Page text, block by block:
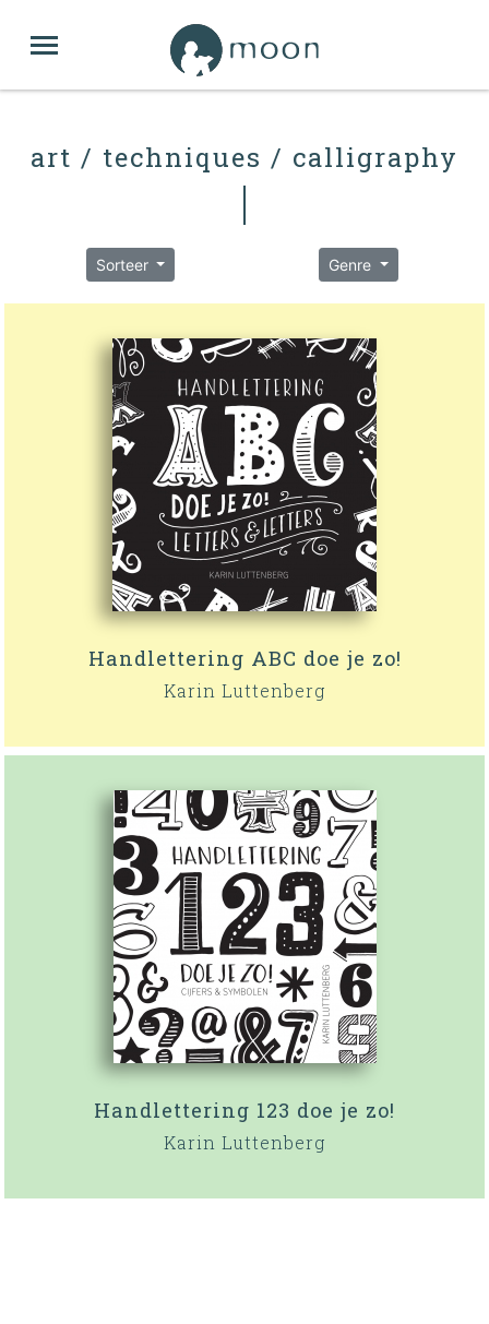
art / techniques / calligraphy
Sorteer Genre
Handlettering ABC doe je zo!
Karin Luttenberg
Handlettering 123 doe je zo!
Karin Luttenberg